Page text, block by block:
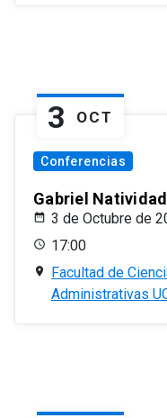
3 OCT
Conferencias
Gabriel
3 de Octubre de
17:00
Facultad de
Administrativas